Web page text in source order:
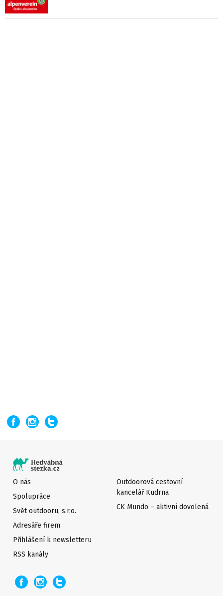
O nás
Spolupráce
Svět outdooru, s.r.o.
Adresáře firem
Přihlášení k newsletteru
Outdoorová cestovní
kancelář Kudrna
CK Mundo – aktivní dovolená
RSS kanály